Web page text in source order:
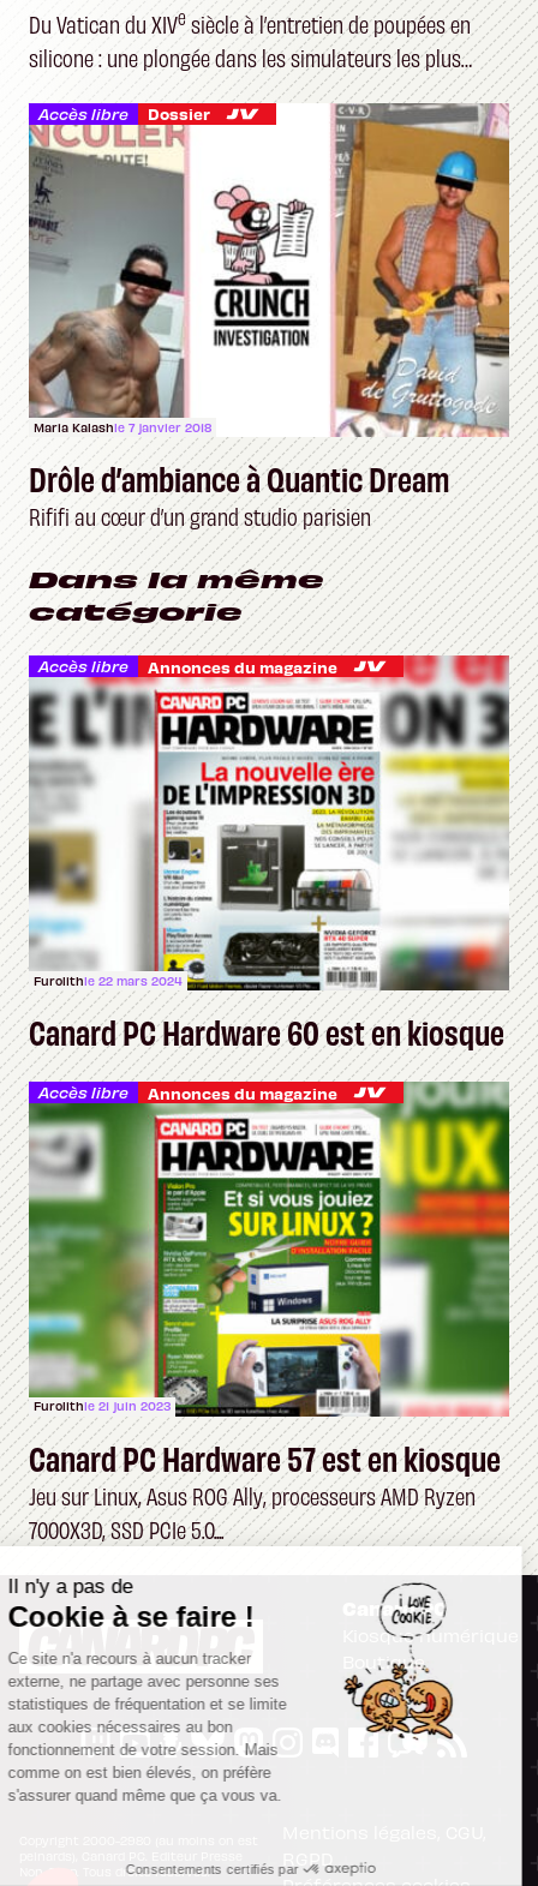
Du Vatican du XIVesiècle à l’entretien de poupées en
silicone : une plongée dans les simulateurs les plus
étranges du marché
Accès libre Dossier
Maria Kalashle 7 janvier 2018
Drôle d’ambiance à Quantic Dream
Rififi au cœur d’un grand studio parisien
Dans la même
catégorie
Accès libre Annonces du magazine
Furolithle 22 mars 2024
Canard PC Hardware 60 est en kiosque
Accès libre Annonces du magazine
Furolithle 21 juin 2023
Canard PC Hardware 57 est en kiosque
Jeu sur Linux, Asus ROG Ally, processeurs AMD Ryzen
7000X3D, SSD PCIe 5.0....
Canard PC
Kiosque numérique
Boutique
Non-Stop. Tous droits réservés.
RGPD
Il n'y a pas de
Cookie à se faire !
Ce site n'a recours à aucun tracker
externe, ne partage avec personne ses
statistiques de fréquentation et se limite
aux cookies nécessaires au bon
fonctionnement de votre session. Mais
comme on est bien élevés, on préfère
s'assurer quand même que ça vous va.
Consentements certifiés par